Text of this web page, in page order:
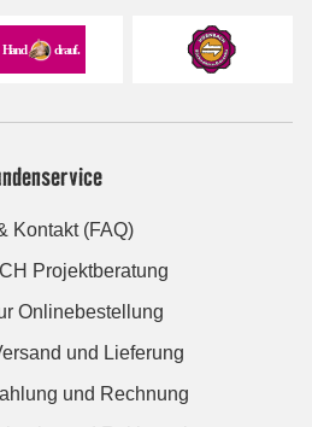
Kontakt (FAQ)
Projektberatung
Onlinebestellung
und Lieferung
und Rechnung